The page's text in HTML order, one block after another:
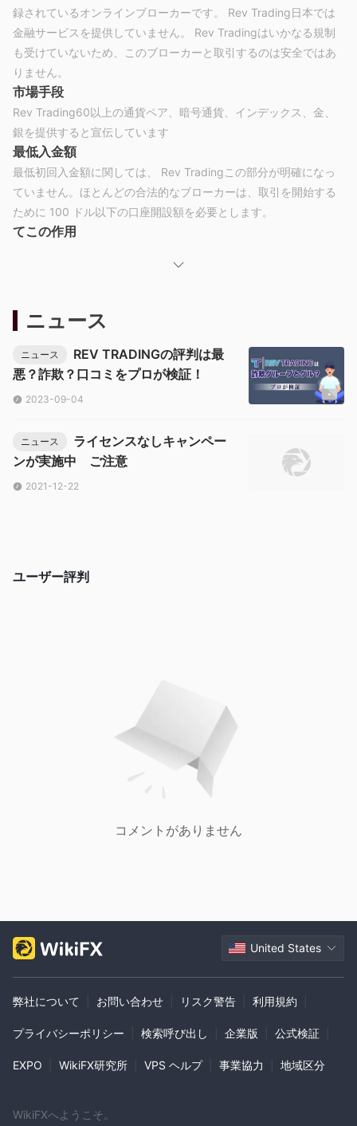
録されているオンラインブローカーです。 Rev Trading日本では
金融サービスを提供していません。 Rev Tradingはいかなる規制
も受けていないため、このブローカーと取引するのは安全ではあ
りません。
市場手段
Rev Trading60以上の通貨ペア、暗号通貨、インデックス、金、
銀を提供すると宣伝しています
最低入金額
最低初回入金額に関しては、 Rev Tradingこの部分が明確になっ
ていません。ほとんどの合法的なブローカーは、取引を開始する
ために 100 ドル以下の口座開設額を必要とします。
てこの作用
Trading1:200までです。このような寛大なレバレッジをかけて規
せん。
スプレッドと手数料
Rev Trading可変スプレッドシステムを使用しているとだけ主張
し、特定の商品のスプレッドを指定していません。
供しています。 mt4は、fxとcfdに特化したい人のための、現在
取引プラットフォーム界をリードしている取引システムです。多
言語対応、豊富なeaによる自動売買、豊富なカスタムインジケー
入金と出金
の Rev Tradingカスタマー サポートには、電子メール
support@rev-trading.ltd またはライブ チャットを通じてご連絡
いただけます。 Rev Trading住所: 住所: 1103 - 11871 horseshoe
ニュース
ニュース
REV TRADINGの評判は最
悪？詐欺？口コミをプロが検証！
2023-09-04
ニュース
ライセンスなしキャンペー
ンが実施中 ご注意
2021-12-22
ユーザー評判
コメントがありません
United States
弊社について お問い合わせ リスク警告 利用規約
プライバシーポリシー 検索呼び出し 企業版 公式検証
EXPO WikiFX研究所 VPS ヘルプ 事業協力 地域区分
WikiFXへようこそ。